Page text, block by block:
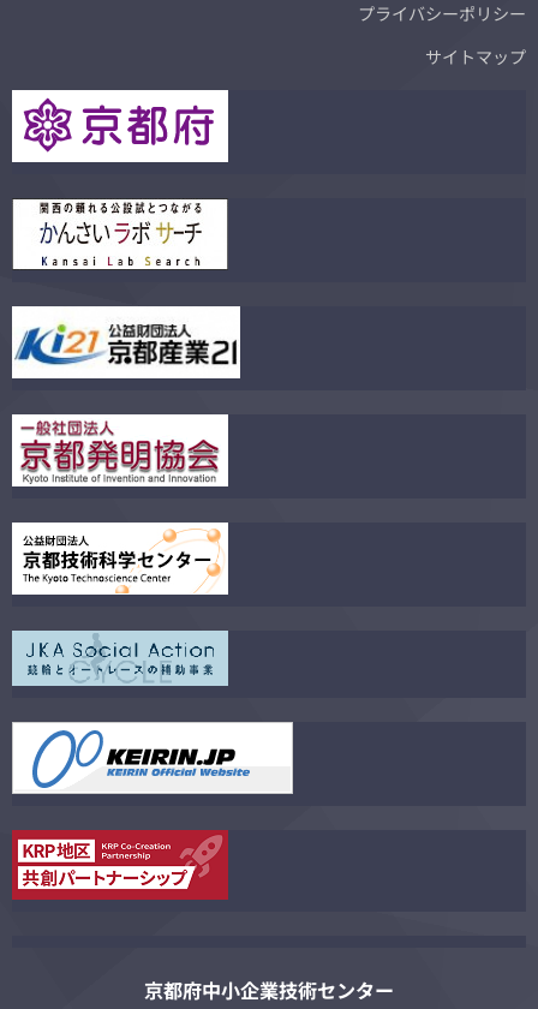
プライバシーポリシー
サイトマップ
京都府中小企業技術センター